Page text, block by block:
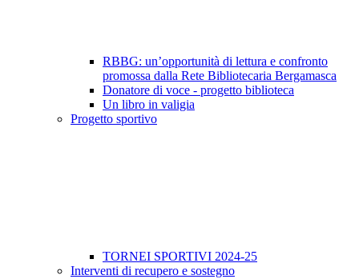
RBBG: un’opportunità di lettura e confronto
promossa dalla Rete Bibliotecaria Bergamasca
Donatore di voce - progetto biblioteca
Un libro in valigia
Progetto sportivo
TORNEI SPORTIVI 2024-25
Interventi di recupero e sostegno